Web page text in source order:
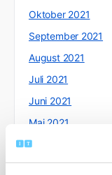
Oktober 2021
September 2021
August 2021
Juli 2021
Juni 2021
Mai 2021
April 2021
März 2021